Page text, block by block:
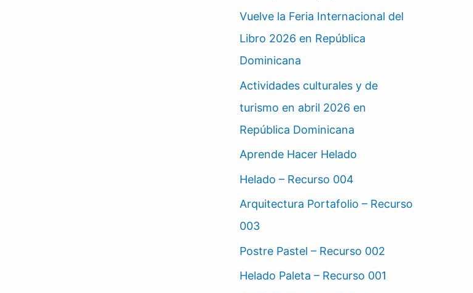
Vuelve la Feria Internacional del
Libro 2026 en República
Dominicana
Actividades culturales y de
turismo en abril 2026 en
República Dominicana
Aprende Hacer Helado
Helado – Recurso 004
Arquitectura Portafolio – Recurso
003
Postre Pastel – Recurso 002
Helado Paleta – Recurso 001